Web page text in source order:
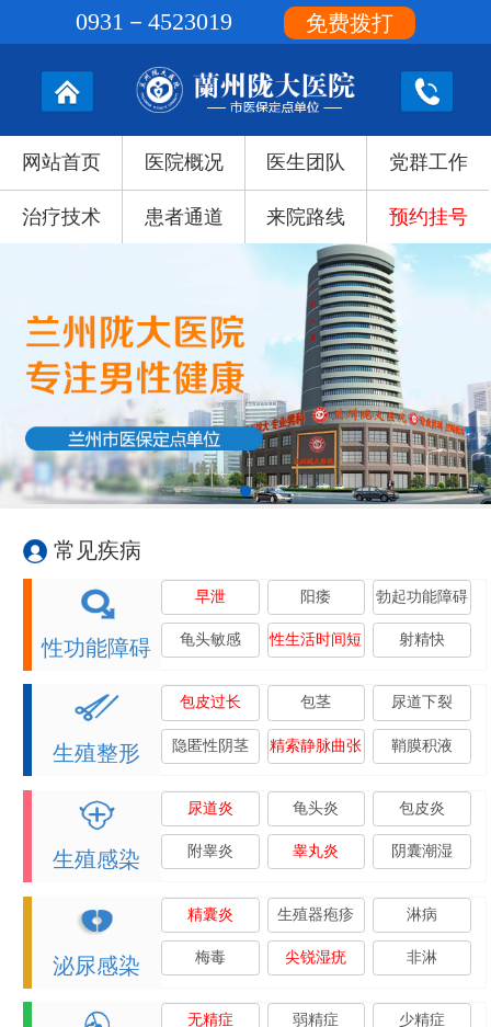
网站首页 医院概况 医生团队 党群工作
治疗技术 患者通道 来院路线 预约挂号
常见疾病
性功能障碍
早泄 阳痿 勃起功能障碍
龟头敏感 性生活时间短 射精快
生殖整形
包皮过长 包茎 尿道下裂
隐匿性阴茎 精索静脉曲张 鞘膜积液
生殖感染
尿道炎 龟头炎 包皮炎
附睾炎 睾丸炎 阴囊潮湿
泌尿感染
精囊炎 生殖器疱疹 淋病
梅毒 尖锐湿疣 非淋
无精症 弱精症 少精症
0931－4523019 免费拨打